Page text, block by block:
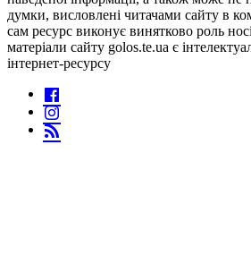
думки, висловлені читачами сайту в
сам ресурс виконує винятково роль
матеріали сайту golos.te.ua є
інтернет-ресурсу